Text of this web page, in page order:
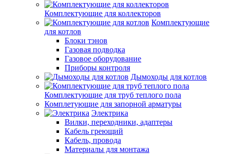
Комплектующие для коллекторов
Комплектующие
для котлов
Блоки тэнов
Газовая подводка
Газовое оборудование
Приборы контроля
Дымоходы для котлов
Комплектующие для труб теплого пола
Комплетующие для запорной арматуры
Электрика
Вилки, переходники, адаптеры
Кабель греющий
Кабель, провода
Материалы для монтажа